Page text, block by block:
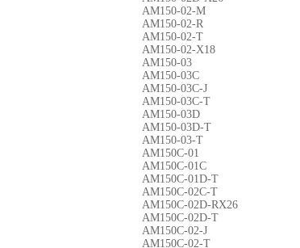
AM150-02-M
AM150-02-R
AM150-02-T
AM150-02-X18
AM150-03
AM150-03C
AM150-03C-J
AM150-03C-T
AM150-03D
AM150-03D-T
AM150-03-T
AM150C-01
AM150C-01C
AM150C-01D-T
AM150C-02C-T
AM150C-02D-RX26
AM150C-02D-T
AM150C-02-J
AM150C-02-T